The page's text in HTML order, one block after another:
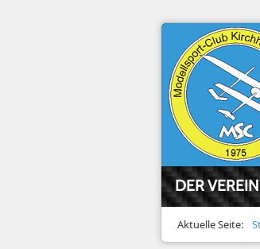
DER VEREIN
Aktuelle Seite: